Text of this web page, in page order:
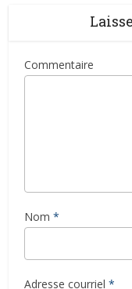
Commentaire
Nom *
Adresse courriel *